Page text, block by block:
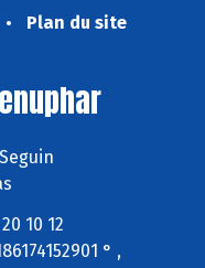
Plan du site
10 12
° ,